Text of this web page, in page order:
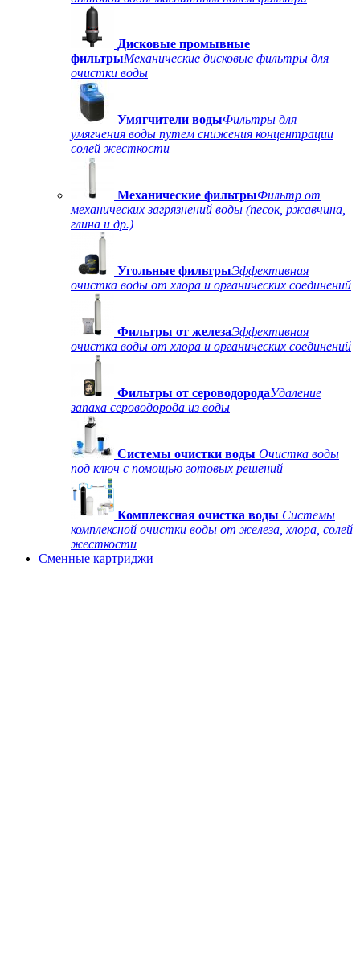
Дисковые промывные
фильтрыМеханические дисковые фильтры для
очистки воды
Умягчители водыФильтры для
умягчения воды путем снижения концентрации
солей жесткости
Механические фильтрыФильтр от
механических загрязнений воды (песок, ржавчина,
глина и др.)
Угольные фильтрыЭффективная
очистка воды от хлора и органических соединений
Фильтры от железаЭффективная
очистка воды от хлора и органических соединений
Фильтры от сероводородаУдаление
запаха сероводорода из воды
Системы очистки воды Очистка воды
под ключ с помощью готовых решений
Комплексная очистка воды Системы
комплексной очистки воды от железа, хлора, солей
жесткости
Сменные картриджи